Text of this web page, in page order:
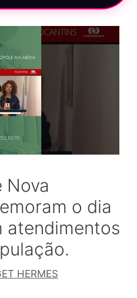
Nova
o dia
atendimentos
HERMES